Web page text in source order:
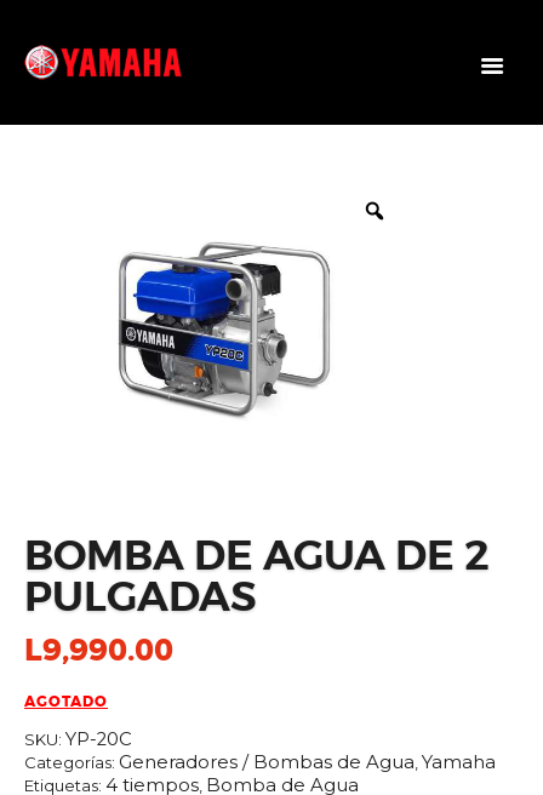
YAMAHA HONDURAS
marca de mayor calidad y liderazgo del país, YAMAHA, ofreciendo a nuestros
PROMOS
MOTOS
EQUIPO
ESPECIALIZADO
PRODUCTOS
COTIZAR EN LÍNEA
BOMBA DE AGUA DE 2
PULGADAS
L9,990.00
AGOTADO
SKU: YP-20C
Categorías: Generadores / Bombas de Agua Yamaha
Etiquetas: 4 tiempos Bomba de Agua